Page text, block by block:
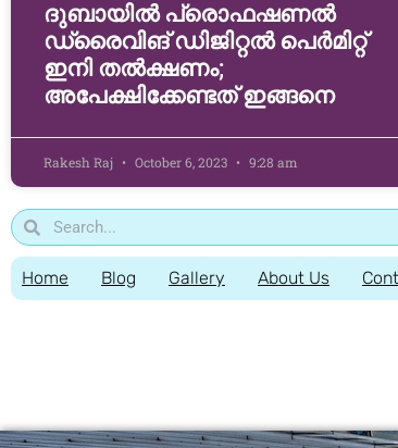
ദുബായില്‍ പ്രൊഫഷണല്‍
ഡ്രൈവിങ് ഡിജിറ്റല്‍ പെര്‍മിറ്റ്
ഇനി തല്‍ക്ഷണം;
അപേക്ഷിക്കേണ്ടത് ഇങ്ങനെ
Rakesh Raj October 6, 2023 9:28 am
Home Blog Gallery About Us